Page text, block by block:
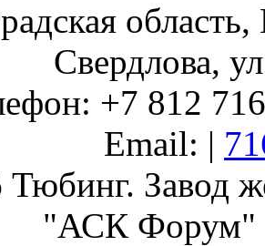
Свердлова,
+7 812
Email: |
Завод
"АСК Форум"